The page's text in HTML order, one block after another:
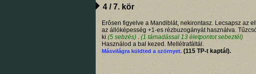
4 / 7. kör
Erôsen figyelve a Mandiblát, nekirontasz. Lecsapsz az
az állóképesség +1-es rézbuzogányát használva.
ki (5 sebzés) . (1 támadással 13 életpontot sebeztél)
Használod a bal kezed. Mellétrafáltál.
Másvilágra küldted a szörnyet. (115 TP-t kaptál).